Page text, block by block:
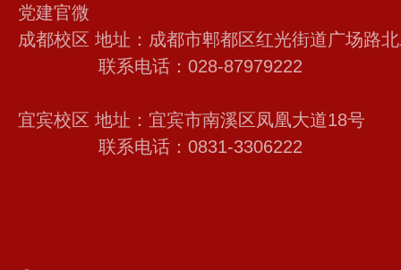
党建官微
成都校区 地址：成都市郫都区红光街道广场路
联系电话：028-87979222
宜宾校区 地址：宜宾市南溪区凤凰大道18号
联系电话：0831-3306222